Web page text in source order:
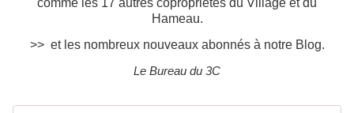
comme les 17 autres copropriétés du Village et du
Hameau.
>> et les nombreux nouveaux abonnés à notre Blog.
Le Bureau du 3C